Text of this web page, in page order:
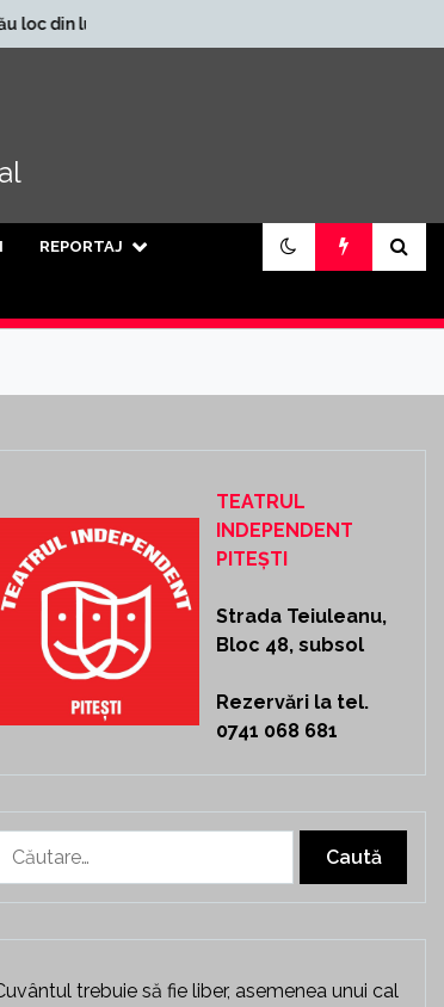
țară
REPORTAJ
TEATRUL
INDEPENDENT
PITEȘTI
Strada Teiuleanu,
Bloc 48, subsol
Rezervări la tel.
0741 068 681
după:
trebuie să fie liber, asemenea unui cal